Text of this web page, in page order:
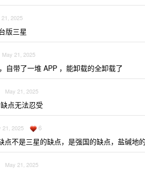
21, 2025
版三星
May 21, 2025
自带了一堆 APP ，能卸载的全卸载了
May 21, 2025
点无法忍受
21, 2025 6
点不是三星的缺点，是强国的缺点，盐碱地
May 21, 2025